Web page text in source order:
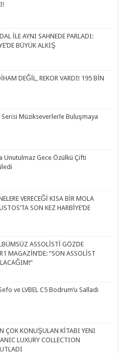
İLE AYNI SAHNEDE PARLADI:
BÜYÜK ALKIŞ
DEĞİL, REKOR VARDI! 195 BİN
Müzikseverlerle Buluşmaya
Unutulmaz Gece Özülkü Çifti
VERECEĞİ KISA BİR MOLA
SON KEZ HARBİYE’DE
ASSOLİSTİ GÖZDE
MAGAZİN’DE: “SON ASSOLİST
ve LVBEL C5 Bodrum’u Salladı
ÇOK KONUŞULAN KİTABI YENI
LUXURY COLLECTION